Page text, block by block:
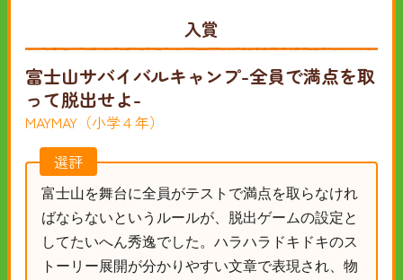
入賞
富士山サバイバルキャンプ-全員で満点を取
って脱出せよ-
MAYMAY（小学４年）
選評
富士山を舞台に全員がテストで満点を取らなけれ
ばならないというルールが、脱出ゲームの設定と
してたいへん秀逸でした。ハラハラドキドキのス
トーリー展開が分かりやすい文章で表現され、物